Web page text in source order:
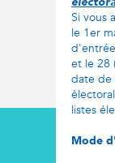
Si vous
le 1er
et le 28
date de
listes
Mode